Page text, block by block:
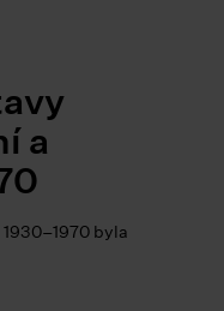
a
byla